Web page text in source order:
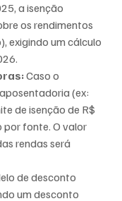
a isenção
os rendimentos
exigindo um cálculo
Caso o
(ex:
de isenção de R$
por fonte. O valor
rendas será
de desconto
um desconto